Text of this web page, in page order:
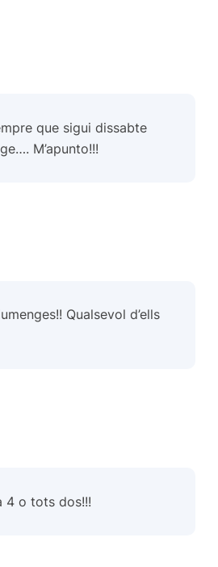
que sigui dissabte
M’apunto!!!
Qualsevol d’ells
4 o tots dos!!!